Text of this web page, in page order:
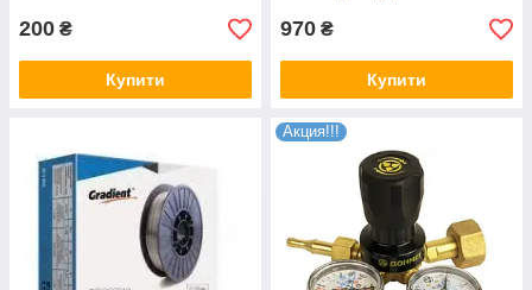
200 ₴
Купити
970 ₴
Купити
Акция!!!